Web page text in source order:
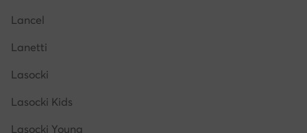
Lancel
Lanetti
Lasocki
Lasocki Kids
Lasocki Young